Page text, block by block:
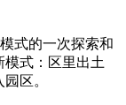
式的一次探索和
式：区里出土
区。